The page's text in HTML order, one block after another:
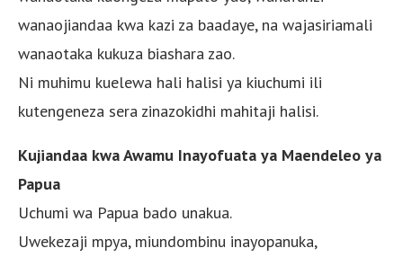
wanaojiandaa kwa kazi za baadaye, na wajasiriamali
wanaotaka kukuza biashara zao.
Ni muhimu kuelewa hali halisi ya kiuchumi ili
kutengeneza sera zinazokidhi mahitaji halisi.
Kujiandaa kwa Awamu Inayofuata ya Maendeleo ya
Papua
Uchumi wa Papua bado unakua.
Uwekezaji mpya, miundombinu inayopanuka,